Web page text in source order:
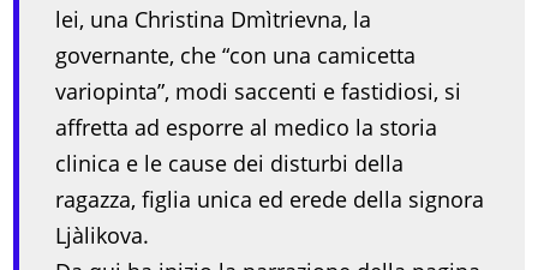
lei, una Christina Dmìtrievna, la
governante, che “con una camicetta
variopinta”, modi saccenti e fastidiosi, si
affretta ad esporre al medico la storia
clinica e le cause dei disturbi della
ragazza, figlia unica ed erede della signora
Ljàlikova.